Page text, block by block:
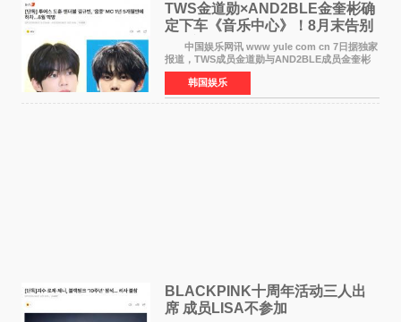
TWS金道勋×AND2BLE金奎彬确
定下车《音乐中心》！8月末告别
MC席位
中国娱乐网讯 www yule com cn 7日据独家
报道，TWS成员金道勋与AND2BLE成员金奎彬
将于8月离开《音乐中心》MC的位置。 金道
勋与金奎彬于去年3月与H2H A-NA一起被选为
《音乐中心》MC，约1
韩国娱乐
BLACKPINK十周年活动三人出
席 成员LISA不参加